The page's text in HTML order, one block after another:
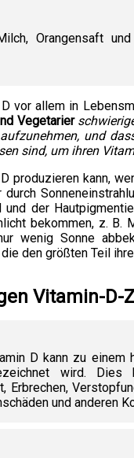
Orangensaft
vor allem in
Vegetarier
und
sind, um ihren
produzieren kann,
der
bekommen, z. B.
wenig Sonne
den größten Teil
Vitamin-D-
D kann zu einem
wird. Dies
Erbrechen,
und anderen